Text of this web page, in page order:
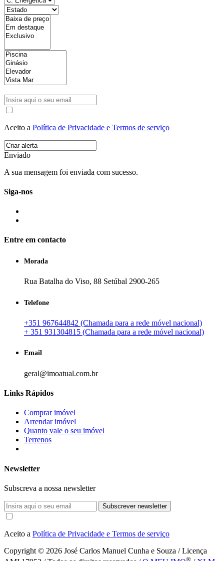
Aceito a Política de Privacidade e Termos de serviço
Enviado
A sua mensagem foi enviada com sucesso.
Siga-nos
Entre em contacto
Morada
Rua Batalha do Viso, 88 Setúbal 2900-265
Telefone
+351 967644842 (Chamada para a rede móvel nacional)
+ 351 931304815 (Chamada para a rede móvel nacional)
Email
geral@imoatual.com.br
Links Rápidos
Comprar imóvel
Arrendar imóvel
Quanto vale o seu imóvel
Terrenos
Newsletter
Subscreva a nossa newsletter
Subscrever newsletter
Aceito a Política de Privacidade e Termos de serviço
Copyright © 2026 José Carlos Manuel Cunha e Souza / Licença
®